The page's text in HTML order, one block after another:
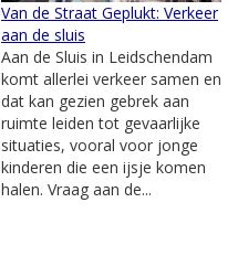
Van de Straat Geplukt: Verkeer
aan de sluis
Aan de Sluis in Leidschendam
komt allerlei verkeer samen en
dat kan gezien gebrek aan
ruimte leiden tot gevaarlijke
situaties, vooral voor jonge
kinderen die een ijsje komen
halen. Vraag aan de...